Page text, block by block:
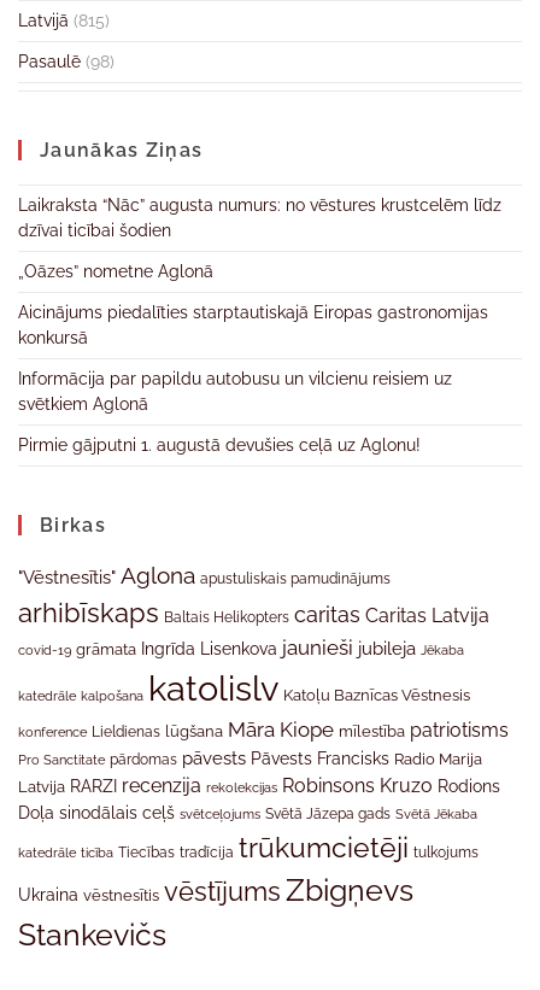
Latvijā (815)
Pasaulē (98)
Jaunākas Ziņas
Laikraksta “Nāc” augusta numurs: no vēstures krustcelēm līdz
dzīvai ticībai šodien
„Oāzes” nometne Aglonā
Aicinājums piedalīties starptautiskajā Eiropas gastronomijas
konkursā
Informācija par papildu autobusu un vilcienu reisiem uz
svētkiem Aglonā
Pirmie gājputni 1. augustā devušies ceļā uz Aglonu!
Birkas
"Vēstnesītis" Aglona apustuliskais pamudinājums
arhibīskaps Baltais Helikopters caritas Caritas Latvija
covid-19 grāmata Ingrīda Lisenkova jaunieši jubileja Jēkaba
katedrāle kalpošana katolislv Katoļu Baznīcas Vēstnesis
konference Lieldienas lūgšana Māra Kiope mīlestība patriotisms
Pro Sanctitate pārdomas pāvests Pāvests Francisks Radio Marija
Latvija RARZI recenzija rekolekcijas Robinsons Kruzo Rodions
Doļa sinodālais ceļš svētceļojums Svētā Jāzepa gads Svētā Jēkaba
katedrāle ticība Tiecības tradīcija trūkumcietēji tulkojums
Ukraina vēstnesītis vēstījumsZbigņevs
Stankevičs